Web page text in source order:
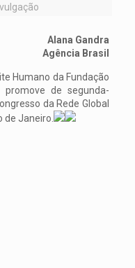
Alana Gandra
Agência Brasil
Humano da Fundação
promove de segunda-
da Rede Global
de Janeiro.